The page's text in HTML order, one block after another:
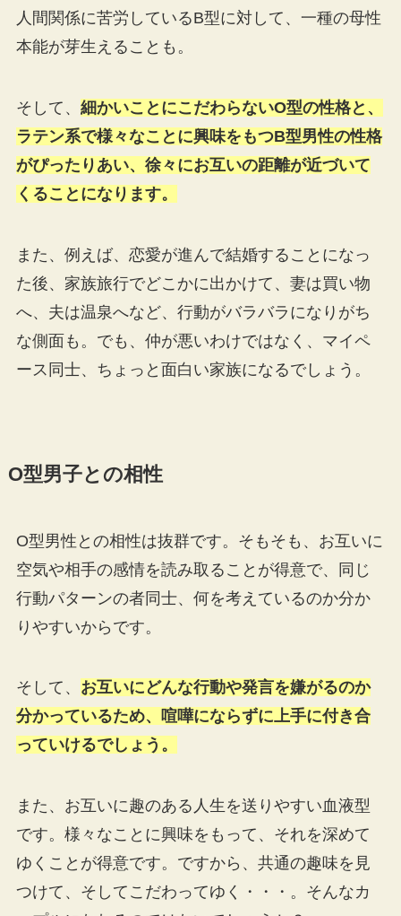
人間関係に苦労しているB型に対して、一種の母性
本能が芽生えることも。
そして、 細かいことにこだわらないO型の性格と、
ラテン系で様々なことに興味をもつB型男性の性格
がぴったりあい、徐々にお互いの距離が近づいて
くることになります。
また、例えば、恋愛が進んで結婚することになっ
た後、家族旅行でどこかに出かけて、妻は買い物
へ、夫は温泉へなど、行動がバラバラになりがち
な側面も。でも、仲が悪いわけではなく、マイペ
ース同士、ちょっと面白い家族になるでしょう。
O型男子との相性
O型男性との相性は抜群です。そもそも、お互いに
空気や相手の感情を読み取ることが得意で、同じ
行動パターンの者同士、何を考えているのか分か
りやすいからです。
そして、 お互いにどんな行動や発言を嫌がるのか
分かっているため、喧嘩にならずに上手に付き合
っていけるでしょう。
また、お互いに趣のある人生を送りやすい血液型
です。様々なことに興味をもって、それを深めて
ゆくことが得意です。ですから、共通の趣味を見
つけて、そしてこだわってゆく・・・。そんなカ